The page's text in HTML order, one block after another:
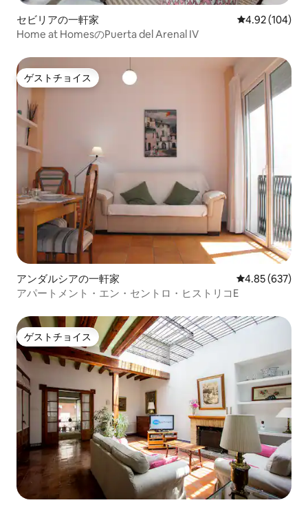
セビリアの一軒家 レビュー104
4.92 (104)
Home at HomesのPuerta del Arenal IV
ゲストチョイス
ゲストチョイス
アンダルシアの一軒家 レビュー637
4.85 (637)
アパートメント・エン・セントロ・ヒストリコE
ゲストチョイス
ゲストチョイス